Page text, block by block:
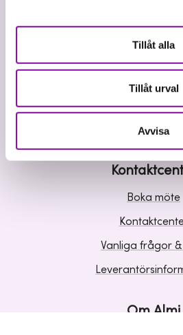
Tillåt alla
Tillåt urval
Avvisa
Våra
Riskkapital
Kunskap och
Boka möte
Vanliga frågor
Om Almi